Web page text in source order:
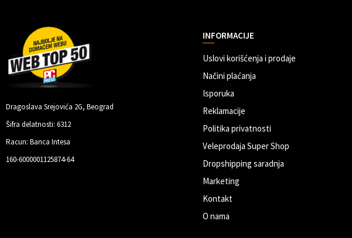
Dragoslava Srejovića 2G, Beograd
Šifra delatnosti: 6312
Racun: Banca Intesa
160-6000001125874-64
INFORMACIJE
Uslovi korišćenja i prodaje
Načini plaćanja
Isporuka
Reklamacije
Politika privatnosti
Veleprodaja Super Shop
Dropshipping saradnja
Marketing
Kontakt
O nama